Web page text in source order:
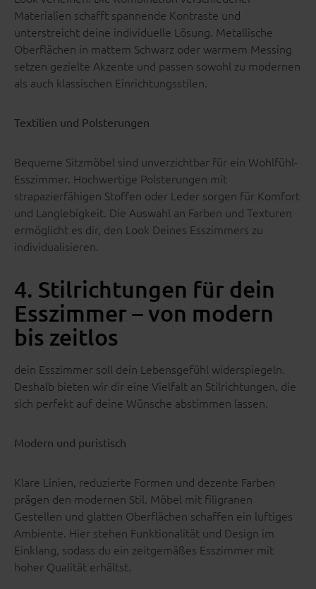
Materialien schafft spannende Kontraste und
unterstreicht deine individuelle Lösung. Metallische
Oberflächen in mattem Schwarz oder warmem Messing
setzen gezielte Akzente und passen sowohl zu modernen
als auch klassischen Einrichtungsstilen.
Textilien und Polsterungen
Bequeme Sitzmöbel sind unverzichtbar für ein Wohlfühl-
Esszimmer. Hochwertige Polsterungen mit
strapazierfähigen Stoffen oder Leder sorgen für Komfort
und Langlebigkeit. Die Auswahl an Farben und Texturen
ermöglicht es dir, den Look Deines Esszimmers zu
individualisieren.
4. Stilrichtungen für dein
Esszimmer – von modern
bis zeitlos
dein Esszimmer soll dein Lebensgefühl widerspiegeln.
Deshalb bieten wir dir eine Vielfalt an Stilrichtungen, die
sich perfekt auf deine Wünsche abstimmen lassen.
Modern und puristisch
Klare Linien, reduzierte Formen und dezente Farben
prägen den modernen Stil. Möbel mit filigranen
Gestellen und glatten Oberflächen schaffen ein luftiges
Ambiente. Hier stehen Funktionalität und Design im
Einklang, sodass du ein zeitgemäßes Esszimmer mit
hoher Qualität erhältst.